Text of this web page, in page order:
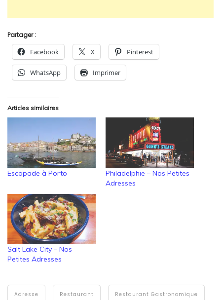
Partager :
Facebook X Pinterest
WhatsApp Imprimer
Articles similaires
Escapade à Porto
Philadelphie – Nos Petites
Adresses
Salt Lake City – Nos
Petites Adresses
Adresse Restaurant Restaurant Gastronomique